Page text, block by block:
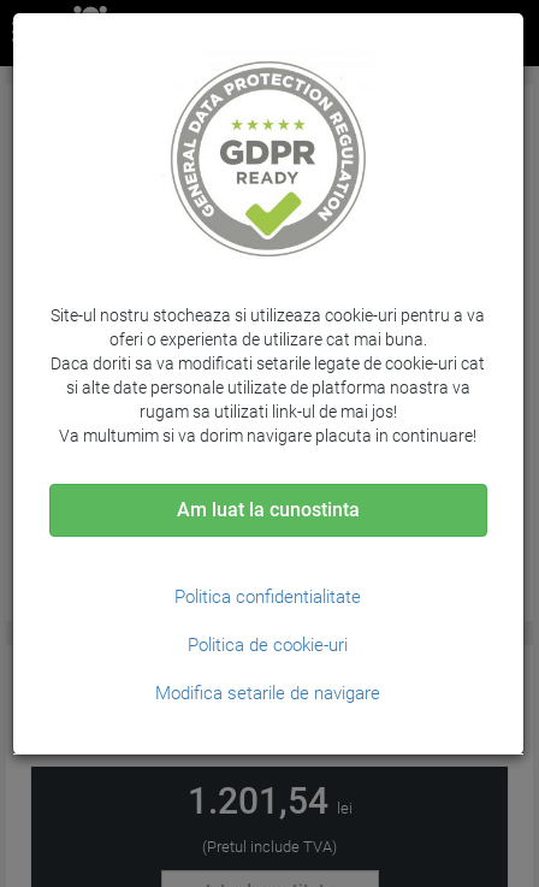
Imprimanta laser monocrom HP LaserJet Pro
M404dn, Duplex, Retea, A4
Brand: HP / Cod: W1A53A
CARACTERISTICI GENERALE:
1.201,54 lei
(Pretul include TVA)
Site-ul nostru stocheaza si utilizeaza cookie-uri pentru a va
oferi o experienta de utilizare cat mai buna.
Daca doriti sa va modificati setarile legate de cookie-uri cat
si alte date personale utilizate de platforma noastra va
rugam sa utilizati link-ul de mai jos!
Va multumim si va dorim navigare placuta in continuare!
Am luat la cunostinta
Politica confidentialitate
Politica de cookie-uri
Modifica setarile de navigare